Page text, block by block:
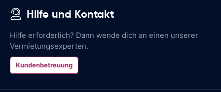
Hilfe und Kontakt
Hilfe erforderlich? Dann wende dich an einen unserer
Vermietungsexperten.
Kundenbetreuung